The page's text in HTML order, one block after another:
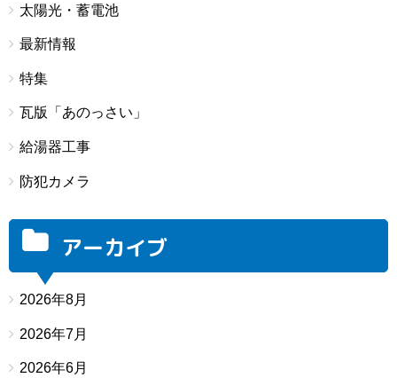
太陽光・蓄電池
最新情報
特集
瓦版「あのっさい」
給湯器工事
防犯カメラ
アーカイブ
2026年8月
2026年7月
2026年6月